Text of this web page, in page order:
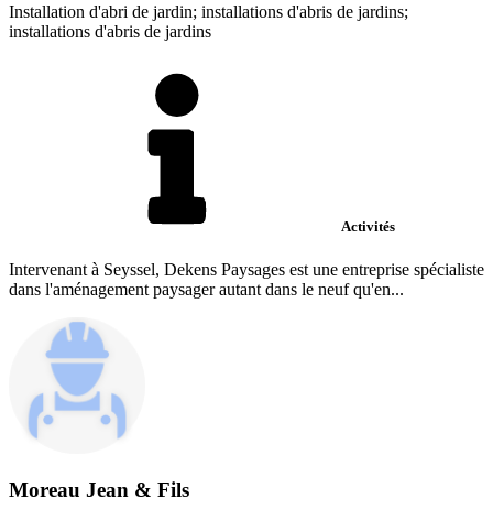
Installation d'abri de jardin; installations d'abris de jardins;
installations d'abris de jardins
Activités
Intervenant à Seyssel, Dekens Paysages est une entreprise spécialiste
dans l'aménagement paysager autant dans le neuf qu'en...
Moreau Jean & Fils